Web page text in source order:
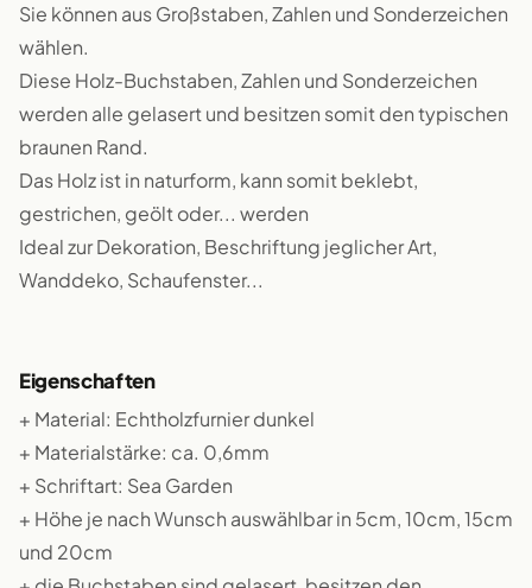
Sie können aus Großstaben, Zahlen und Sonderzeichen
wählen.
Diese Holz-Buchstaben, Zahlen und Sonderzeichen
werden alle gelasert und besitzen somit den typischen
braunen Rand.
Das Holz ist in naturform, kann somit beklebt,
gestrichen, geölt oder... werden
Ideal zur Dekoration, Beschriftung jeglicher Art,
Wanddeko, Schaufenster...
Eigenschaften
+ Material: Echtholzfurnier dunkel
+ Materialstärke: ca. 0,6mm
+ Schriftart: Sea Garden
+ Höhe je nach Wunsch auswählbar in 5cm, 10cm, 15cm
und 20cm